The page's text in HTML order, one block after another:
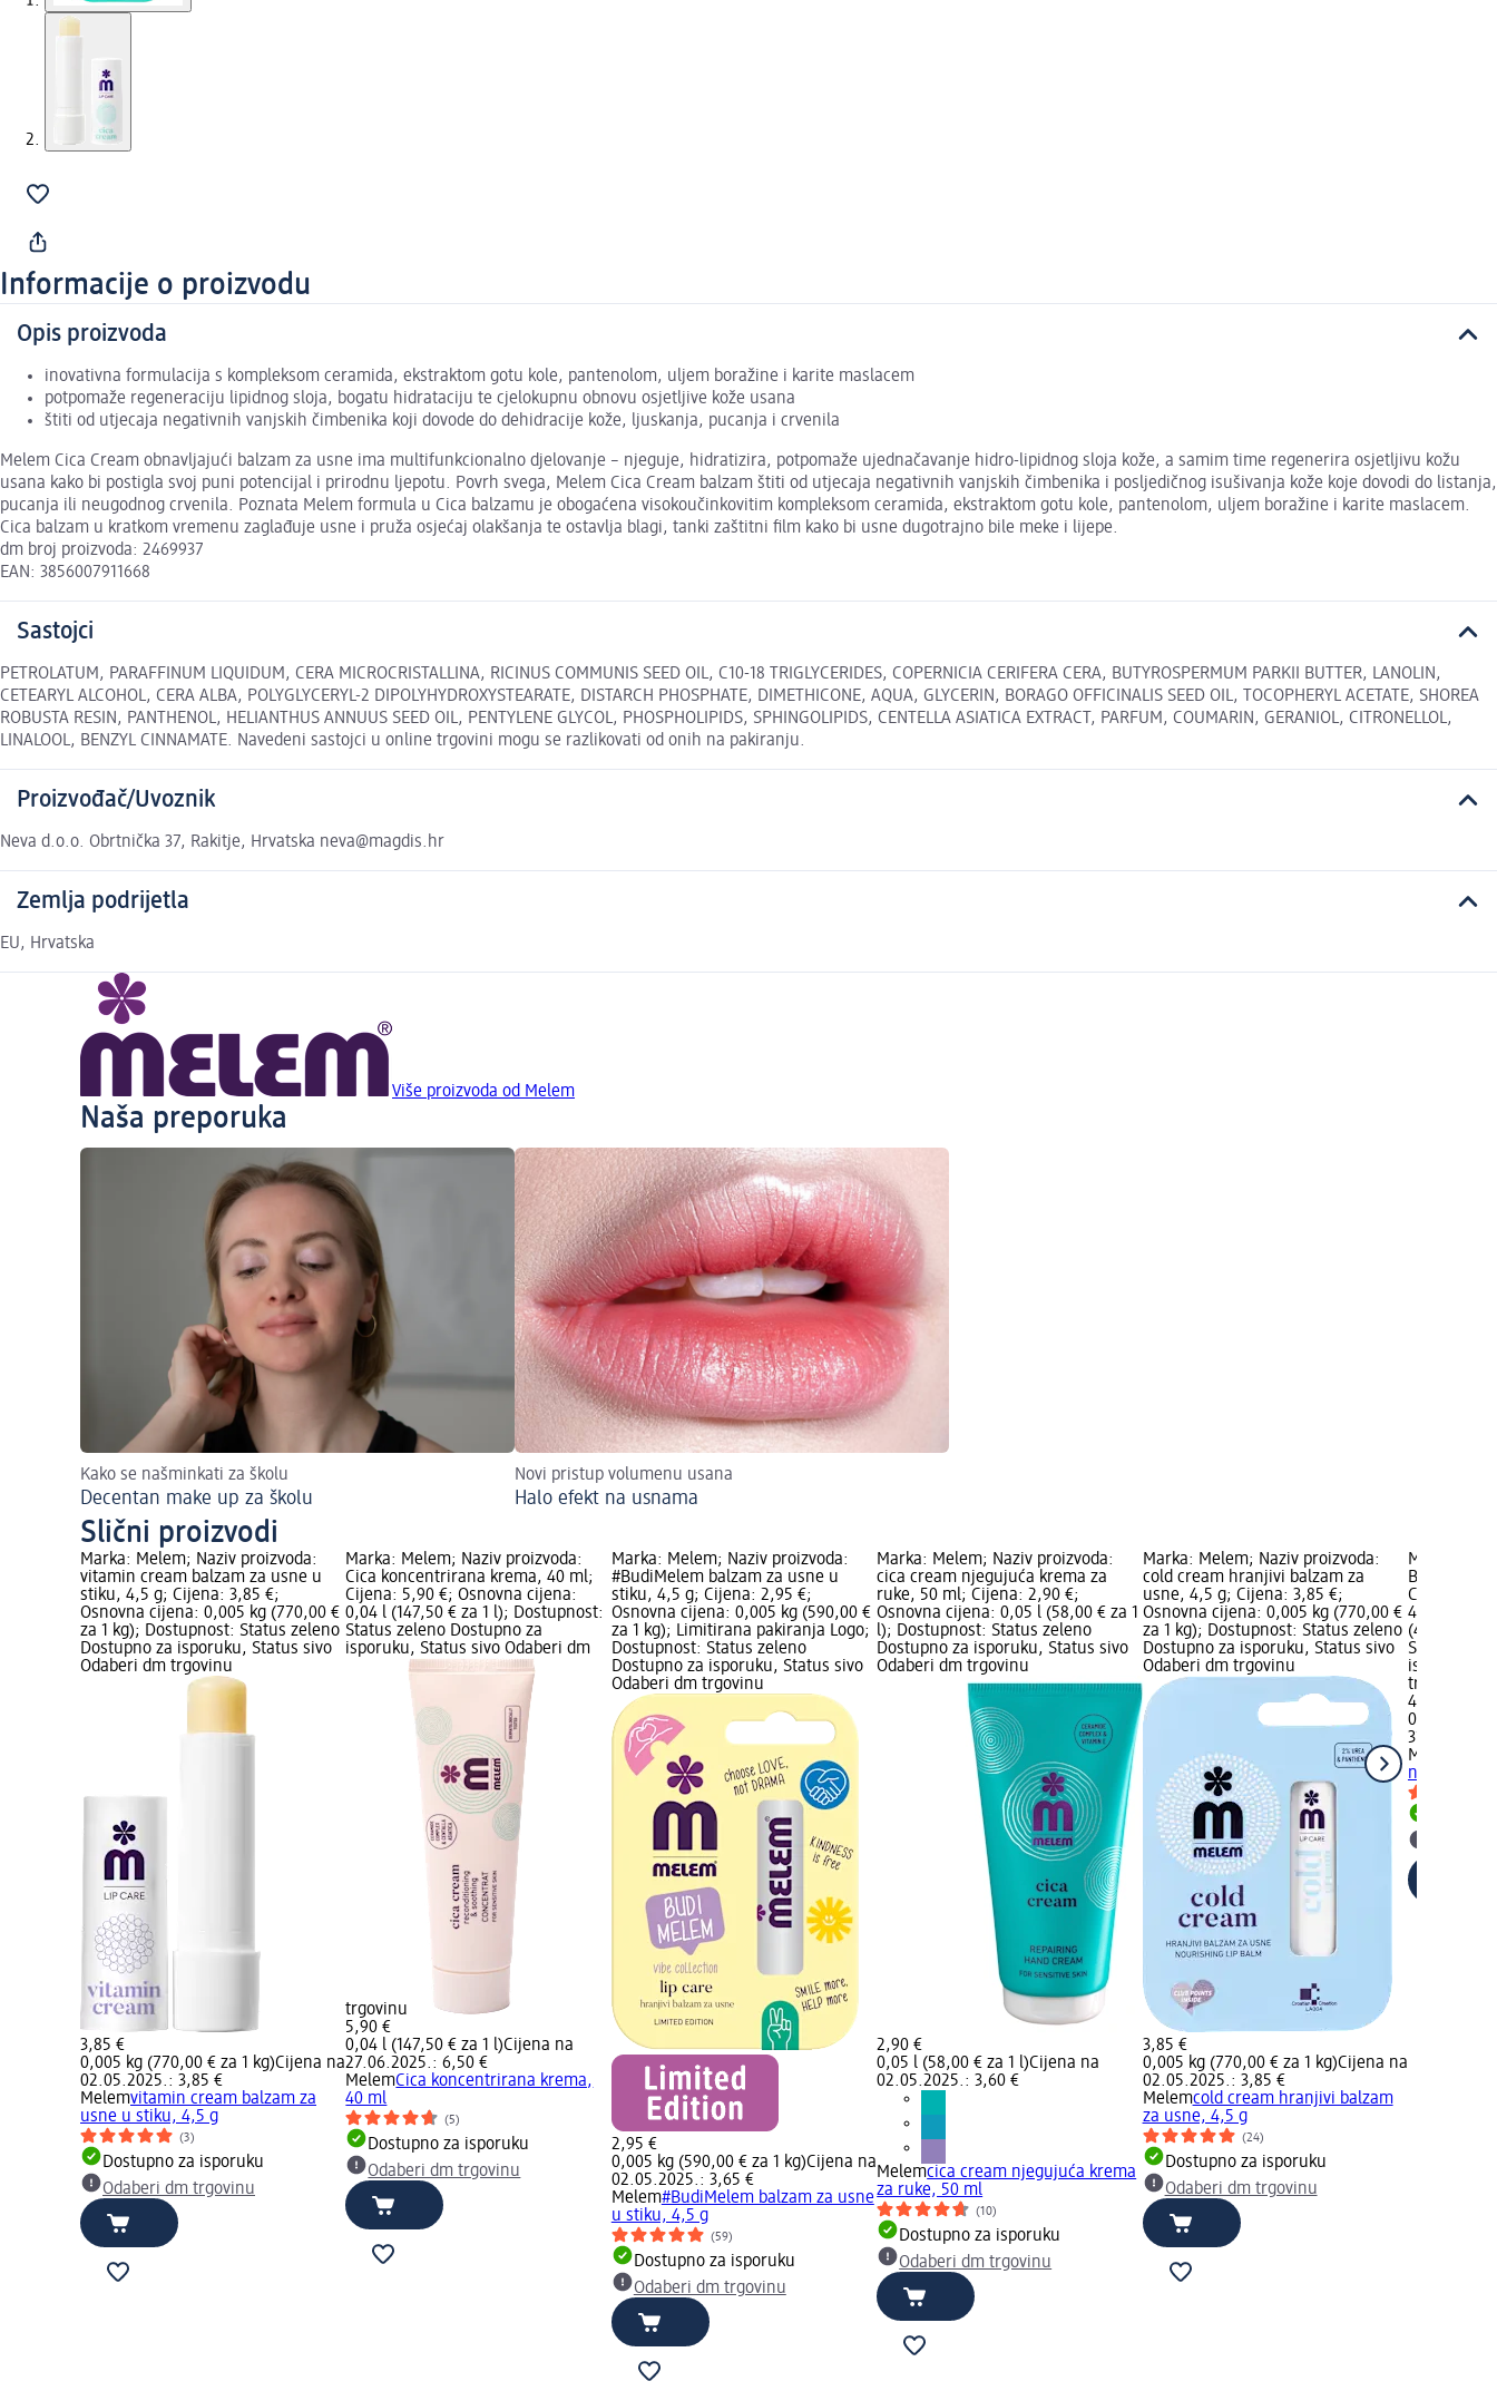
Informacije o proizvodu
Opis proizvoda
inovativna formulacija s kompleksom ceramida, ekstraktom gotu kole, pantenolom, uljem boražine i karite maslacem
potpomaže regeneraciju lipidnog sloja, bogatu hidrataciju te cjelokupnu obnovu osjetljive kože usana
štiti od utjecaja negativnih vanjskih čimbenika koji dovode do dehidracije kože, ljuskanja, pucanja i crvenila
Melem Cica Cream obnavljajući balzam za usne ima multifunkcionalno djelovanje – njeguje, hidratizira, potpomaže ujednačavanje hidro-lipidnog sloja kože, a samim time regenerira osjetljivu kožu
usana kako bi postigla svoj puni potencijal i prirodnu ljepotu. Povrh svega, Melem Cica Cream balzam štiti od utjecaja negativnih vanjskih čimbenika i posljedičnog isušivanja kože koje dovodi do listanja,
pucanja ili neugodnog crvenila. Poznata Melem formula u Cica balzamu je obogaćena visokoučinkovitim kompleksom ceramida, ekstraktom gotu kole, pantenolom, uljem boražine i karite maslacem.
Cica balzam u kratkom vremenu zaglađuje usne i pruža osjećaj olakšanja te ostavlja blagi, tanki zaštitni film kako bi usne dugotrajno bile meke i lijepe.
dm broj proizvoda: 2469937
EAN: 3856007911668
Sastojci
PETROLATUM, PARAFFINUM LIQUIDUM, CERA MICROCRISTALLINA, RICINUS COMMUNIS SEED OIL, C10-18 TRIGLYCERIDES, COPERNICIA CERIFERA CERA, BUTYROSPERMUM PARKII BUTTER, LANOLIN,
CETEARYL ALCOHOL, CERA ALBA, POLYGLYCERYL-2 DIPOLYHYDROXYSTEARATE, DISTARCH PHOSPHATE, DIMETHICONE, AQUA, GLYCERIN, BORAGO OFFICINALIS SEED OIL, TOCOPHERYL ACETATE, SHOREA
ROBUSTA RESIN, PANTHENOL, HELIANTHUS ANNUUS SEED OIL, PENTYLENE GLYCOL, PHOSPHOLIPIDS, SPHINGOLIPIDS, CENTELLA ASIATICA EXTRACT, PARFUM, COUMARIN, GERANIOL, CITRONELLOL,
LINALOOL, BENZYL CINNAMATE. Navedeni sastojci u online trgovini mogu se razlikovati od onih na pakiranju.
Proizvođač/Uvoznik
Neva d.o.o. Obrtnička 37, Rakitje, Hrvatska neva@magdis.hr
Zemlja podrijetla
EU, Hrvatska
Više proizvoda od Melem
Naša preporuka
Kako se našminkati za školu
Decentan make up za školu
Novi pristup volumenu usana
Halo efekt na usnama
Slični proizvodi
Marka: Melem; Naziv proizvoda:
vitamin cream balzam za usne u
stiku, 4,5 g; Cijena: 3,85 €;
Osnovna cijena: 0,005 kg (770,00 €
za 1 kg); Dostupnost: Status zeleno
Dostupno za isporuku, Status sivo
Odaberi dm trgovinu
3,85 €
0,005 kg (770,00 € za 1 kg)Cijena na
02.05.2025.: 3,85 €
Melemvitamin cream balzam za
usne u stiku, 4,5 g
(3)
Dostupno za isporuku
Odaberi dm trgovinu
Marka: Melem; Naziv proizvoda:
Cica koncentrirana krema, 40 ml;
Cijena: 5,90 €; Osnovna cijena:
0,04 l (147,50 € za 1 l); Dostupnost:
Status zeleno Dostupno za
isporuku, Status sivo Odaberi dm
trgovinu
5,90 €
0,04 l (147,50 € za 1 l)Cijena na
27.06.2025.: 6,50 €
MelemCica koncentrirana krema,
40 ml
(5)
Dostupno za isporuku
Odaberi dm trgovinu
Marka: Melem; Naziv proizvoda:
#BudiMelem balzam za usne u
stiku, 4,5 g; Cijena: 2,95 €;
Osnovna cijena: 0,005 kg (590,00 €
za 1 kg); Limitirana pakiranja Logo;
Dostupnost: Status zeleno
Dostupno za isporuku, Status sivo
Odaberi dm trgovinu
2,95 €
0,005 kg (590,00 € za 1 kg)Cijena na
02.05.2025.: 3,65 €
Melem#BudiMelem balzam za usne
u stiku, 4,5 g
(59)
Dostupno za isporuku
Odaberi dm trgovinu
Marka: Melem; Naziv proizvoda:
cica cream njegujuća krema za
ruke, 50 ml; Cijena: 2,90 €;
Osnovna cijena: 0,05 l (58,00 € za 1
l); Dostupnost: Status zeleno
Dostupno za isporuku, Status sivo
Odaberi dm trgovinu
2,90 €
0,05 l (58,00 € za 1 l)Cijena na
02.05.2025.: 3,60 €
Melemcica cream njegujuća krema
za ruke, 50 ml
(10)
Dostupno za isporuku
Odaberi dm trgovinu
Marka: Melem; Naziv proizvoda:
cold cream hranjivi balzam za
usne, 4,5 g; Cijena: 3,85 €;
Osnovna cijena: 0,005 kg (770,00 €
za 1 kg); Dostupnost: Status zeleno
Dostupno za isporuku, Status sivo
Odaberi dm trgovinu
3,85 €
0,005 kg (770,00 € za 1 kg)Cijena na
02.05.2025.: 3,85 €
Melemcold cream hranjivi balzam
za usne, 4,5 g
(24)
Dostupno za isporuku
Odaberi dm trgovinu
Marka:
Balzam za
Cica Lip
4,50 €;
(450,00 €
Status
isporuku,
trgovinu
4,50 €
0,01 l
Mixa
nosa Cica